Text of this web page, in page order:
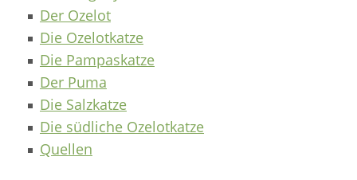
Der Ozelot
Die Ozelotkatze
Die Pampaskatze
Der Puma
Die Salzkatze
Die südliche Ozelotkatze
Quellen